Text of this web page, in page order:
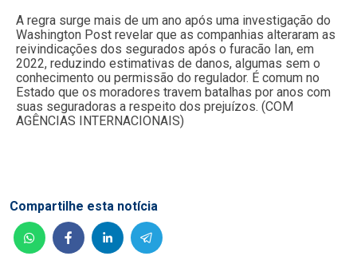
A regra surge mais de um ano após uma investigação do
Washington Post revelar que as companhias alteraram as
reivindicações dos segurados após o furacão Ian, em
2022, reduzindo estimativas de danos, algumas sem o
conhecimento ou permissão do regulador. É comum no
Estado que os moradores travem batalhas por anos com
suas seguradoras a respeito dos prejuízos. (COM
AGÊNCIAS INTERNACIONAIS)
Compartilhe esta notícia